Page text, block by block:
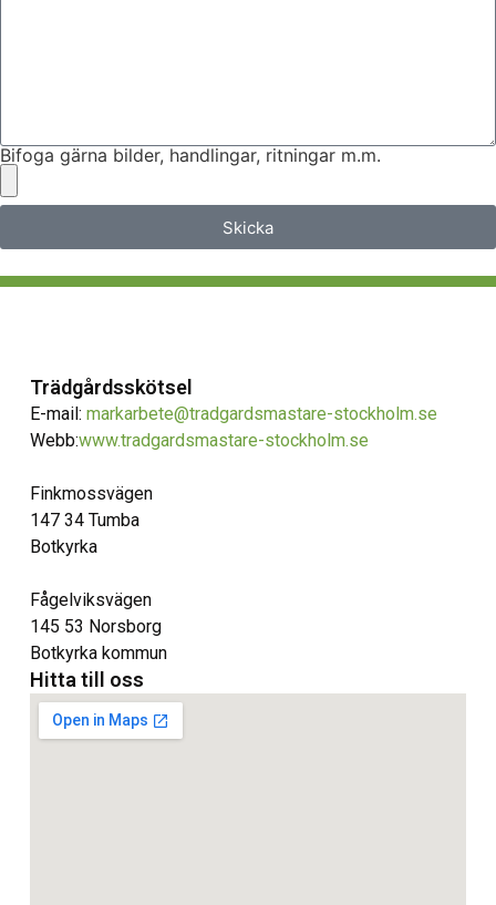
Bifoga gärna bilder, handlingar, ritningar m.m.
Skicka
Trädgårdsskötsel
E-mail: markarbete@tradgardsmastare-stockholm.se
Webb:www.tradgardsmastare-stockholm.se
Finkmossvägen
147 34 Tumba
Botkyrka
Fågelviksvägen
145 53 Norsborg
Botkyrka kommun
Hitta till oss